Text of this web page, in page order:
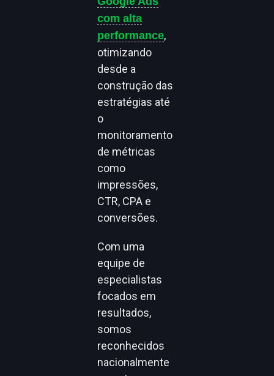
com alta
performance,
otimizando
desde a
construção das
estratégias até
o
monitoramento
de métricas
como
impressões,
CTR, CPA e
conversões.
Com uma
equipe de
especialistas
focados em
resultados,
somos
reconhecidos
nacionalmente